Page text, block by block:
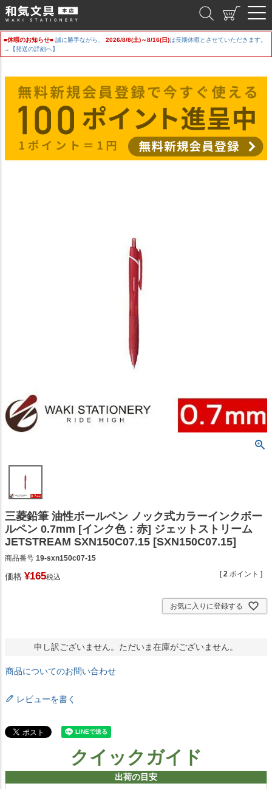
■休暇のお知らせ■ 誠に勝手ながら、 2026/8/8(土)～8/16(日)は長期休暇とさせていただきます。
→【発送の詳細へ】
三菱鉛筆 油性ボールペン ノック式カラーインクボー
ルペン 0.7mm [インク色：赤] ジェットストリーム
JETSTREAM SXN150C07.15 [SXN150C07.15]
商品番号 19-sxn150c07-15
価格 ¥165税込 [2 ポイント ]
お気に入りに登録する
申し訳ございません。ただいま在庫がございません。
商品についてのお問い合わせ
レビューを書く
クイックガイド
出荷の目安